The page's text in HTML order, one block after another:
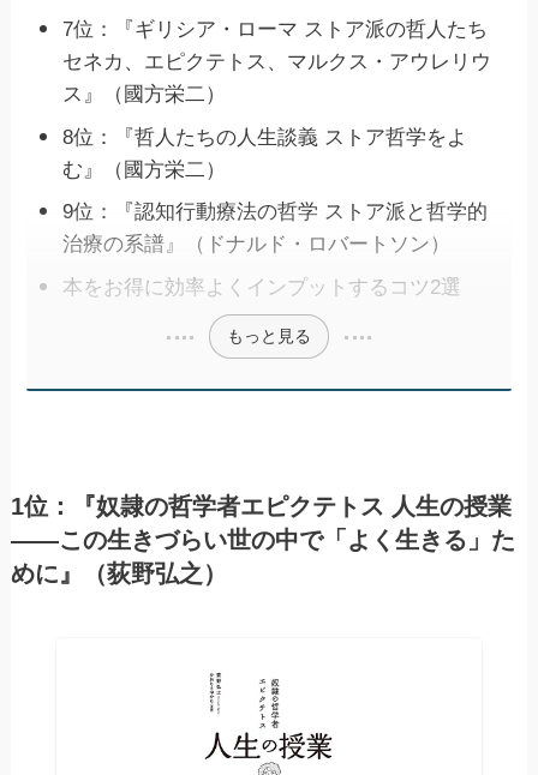
7位：『ギリシア・ローマ ストア派の哲人たち
セネカ、エピクテトス、マルクス・アウレリウ
ス』（國方栄二）
8位：『哲人たちの人生談義 ストア哲学をよ
む』（國方栄二）
9位：『認知行動療法の哲学 ストア派と哲学的
治療の系譜』（ドナルド・ロバートソン）
本をお得に効率よくインプットするコツ2選
もっと見る
1位：『奴隷の哲学者エピクテトス 人生の授業
――この生きづらい世の中で「よく生きる」た
めに』（荻野弘之）